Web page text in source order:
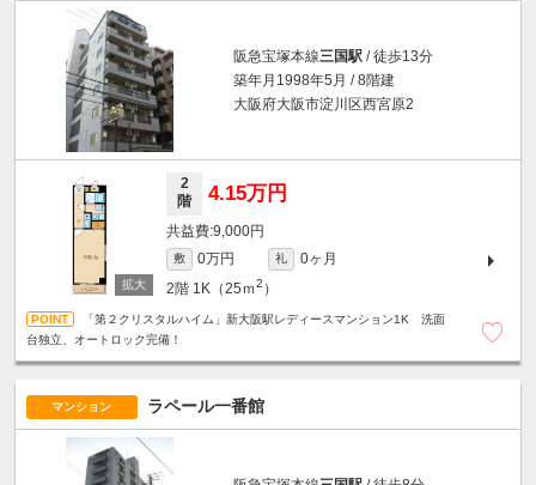
阪急宝塚本線三国駅 / 徒歩13分
築年月1998年5月 / 8階建
大阪府大阪市淀川区西宮原2
2
階
4.15万円
9,000円
敷 0万円 礼
0ヶ月
2階 1K（25ｍ2 ）
「第２クリスタルハイム」新大阪駅レディースマンション1K 洗面
台独立、オートロック完備！
マンション ラペール一番館